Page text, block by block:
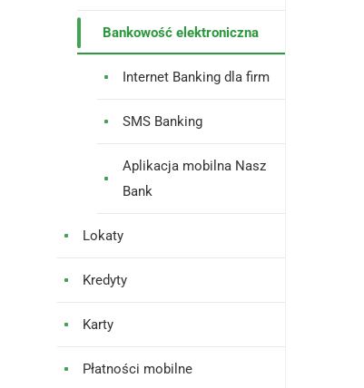
Bankowość elektroniczna
Internet Banking dla firm
SMS Banking
Aplikacja mobilna Nasz
Bank
Lokaty
Kredyty
Karty
Płatności mobilne